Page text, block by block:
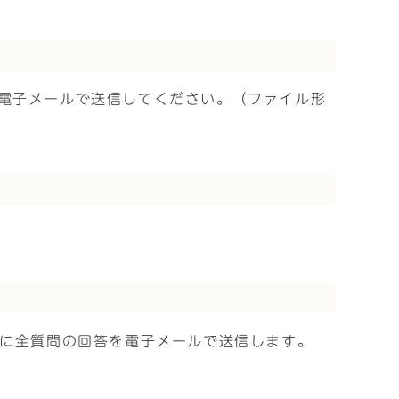
子メールで送信してください。（ファイル形
質問の回答を電子メールで送信します。